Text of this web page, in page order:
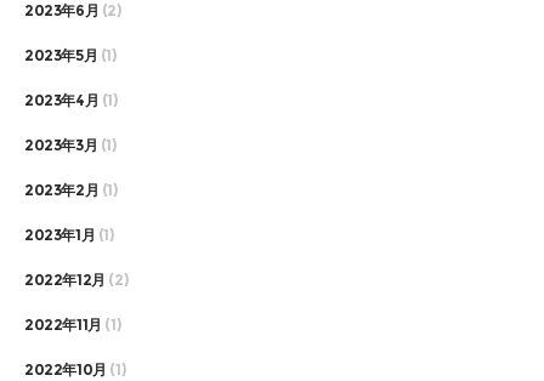
2023年6月 (2)
2023年5月 (1)
2023年4月 (1)
2023年3月 (1)
2023年2月 (1)
2023年1月 (1)
2022年12月 (2)
2022年11月 (1)
2022年10月 (1)